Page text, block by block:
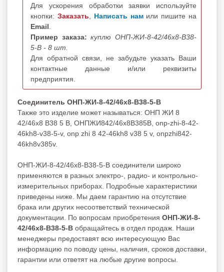
Для ускорения обработки заявки используйте
кнопки: Заказать Написать нам или пишите на
Email
Пример заказа: куплю ОНП-ЖИ-8-42/46х8-В38-
5-В - 8 шт.
Для обратной связи, не забудьте указать Ваши
контактные данные и/или реквизиты
предприятия.
Соединитель ОНП-ЖИ-8-42/46х8-В38-5-В
Также это изделие может называться: ОНП ЖИ 8
42/46х8 В38 5 В, ОНПЖИ842/46х8В385В, onp-zhi-8-42-
46kh8-v38-5-v, onp zhi 8 42-46kh8 v38 5 v, onpzhi842-
46kh8v385v.
ОНП-ЖИ-8-42/46х8-В38-5-В соединители широко
применяются в разных электро-, радио- и контрольно-
измерительных приборах. Подробные характеристики
приведены ниже. Мы даем гарантию на отсутствие
брака или других несоответствий технической
документации. По вопросам приобретения ОНП-ЖИ-8-
42/46х8-В38-5-В обращайтесь в отдел продаж. Наши
менеджеры предоставят всю интересующую Вас
информацию по поводу цены, наличия, сроков доставки,
гарантии или ответят на любые другие вопросы.